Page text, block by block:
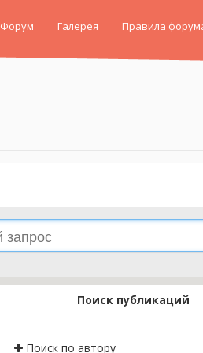
Форум Галерея Правила
Поиск публикаций
Поиск по автору